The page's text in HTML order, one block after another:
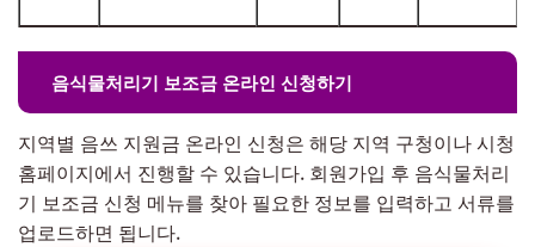
음식물처리기 보조금 온라인 신청하기
지역별 음쓰 지원금 온라인 신청은 해당 지역 구청이나 시청
홈페이지에서 진행할 수 있습니다. 회원가입 후 음식물처리
기 보조금 신청 메뉴를 찾아 필요한 정보를 입력하고 서류를
업로드하면 됩니다.